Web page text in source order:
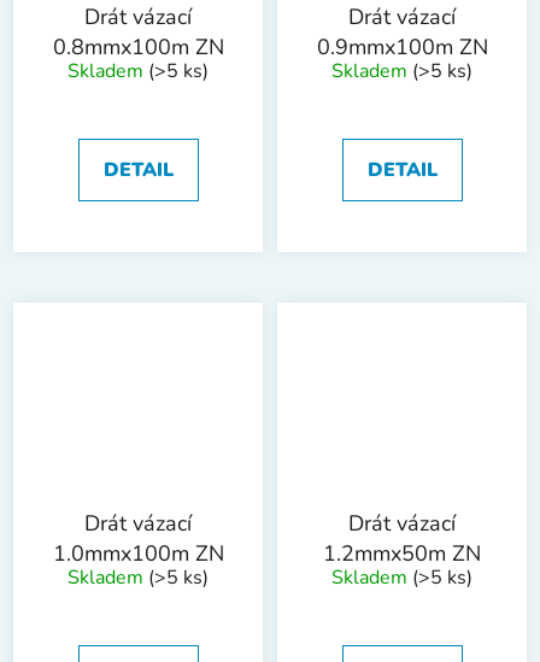
Drát vázací
0.8mmx100m ZN
Skladem (>5 ks)
DETAIL
Drát vázací
0.9mmx100m ZN
Skladem (>5 ks)
DETAIL
Drát vázací
1.0mmx100m ZN
Skladem (>5 ks)
Drát vázací
1.2mmx50m ZN
Skladem (>5 ks)